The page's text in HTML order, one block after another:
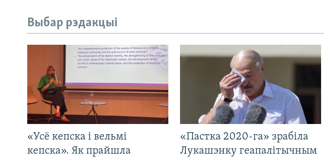
Выбар рэдакцыі
«Усё кепска і вельмі
кепска». Як прайшла
«Пастка 2020-га» зрабіла
Лукашэнку геапалітычным